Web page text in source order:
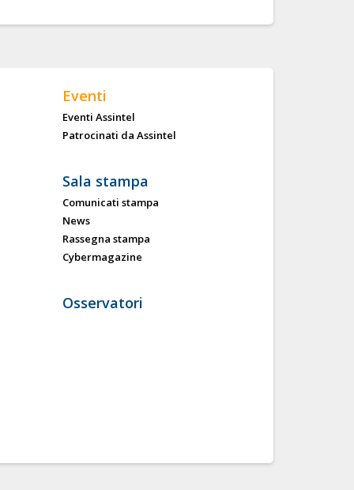
Eventi
Eventi Assintel
Patrocinati da Assintel
Sala stampa
Comunicati stampa
News
Rassegna stampa
Cybermagazine
Osservatori